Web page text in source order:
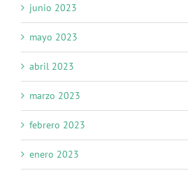
junio 2023
mayo 2023
abril 2023
marzo 2023
febrero 2023
enero 2023